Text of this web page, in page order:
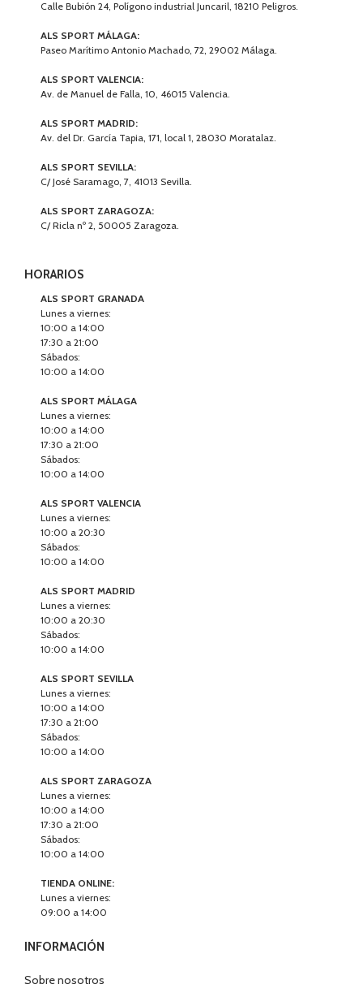
Calle Bubión 24, Polígono industrial Juncaril, 18210 Peligros.
ALS SPORT MÁLAGA:
Paseo Marítimo Antonio Machado, 72, 29002 Málaga.
ALS SPORT VALENCIA:
Av. de Manuel de Falla, 10, 46015 Valencia.
ALS SPORT MADRID:
Av. del Dr. García Tapia, 171, local 1, 28030 Moratalaz.
ALS SPORT SEVILLA:
C/ José Saramago, 7, 41013 Sevilla.
ALS SPORT ZARAGOZA:
C/ Ricla nº 2, 50005 Zaragoza.
HORARIOS
ALS SPORT GRANADA
Lunes a viernes:
10:00 a 14:00
17:30 a 21:00
Sábados:
10:00 a 14:00
ALS SPORT MÁLAGA
Lunes a viernes:
10:00 a 14:00
17:30 a 21:00
Sábados:
10:00 a 14:00
ALS SPORT VALENCIA
Lunes a viernes:
10:00 a 20:30
Sábados:
10:00 a 14:00
ALS SPORT MADRID
Lunes a viernes:
10:00 a 20:30
Sábados:
10:00 a 14:00
ALS SPORT SEVILLA
Lunes a viernes:
10:00 a 14:00
17:30 a 21:00
Sábados:
10:00 a 14:00
ALS SPORT ZARAGOZA
Lunes a viernes:
10:00 a 14:00
17:30 a 21:00
Sábados:
10:00 a 14:00
TIENDA ONLINE:
Lunes a viernes:
09:00 a 14:00
INFORMACIÓN
Sobre nosotros